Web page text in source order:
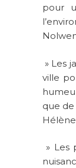
pour
» Les
ville
que de
» Les